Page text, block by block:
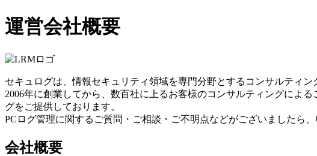
運営会社概要
セキュログは、情報セキュリティ領域を専門分野とするコンサルティン
2006年に創業してから、数百社に上るお客様のコンサルティングによ
グをご提供しております。
PCログ管理に関するご質問・ご相談・ご不明点などがございましたら
会社概要